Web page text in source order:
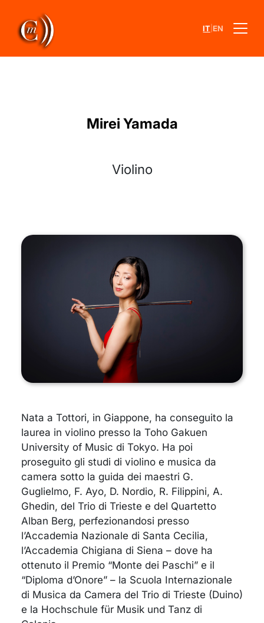
IT EN
Mirei Yamada
Violino
Nata a Tottori, in Giappone, ha conseguito la
laurea in violino presso la Toho Gakuen
University of Music di Tokyo. Ha poi
proseguito gli studi di violino e musica da
camera sotto la guida dei maestri G.
Guglielmo, F. Ayo, D. Nordio, R. Filippini, A.
Ghedin, del Trio di Trieste e del Quartetto
Alban Berg, perfezionandosi presso
l’Accademia Nazionale di Santa Cecilia,
l’Accademia Chigiana di Siena – dove ha
ottenuto il Premio “Monte dei Paschi” e il
“Diploma d’Onore” – la Scuola Internazionale
di Musica da Camera del Trio di Trieste (Duino)
e la Hochschule für Musik und Tanz di